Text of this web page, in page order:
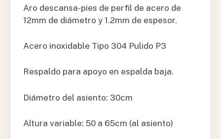
Aro descansa-pies de perfil de acero de
12mm de diámetro y 1.2mm de espesor.
Acero inoxidable Tipo 304 Pulido P3
Respaldo para apoyo en espalda baja.
Diámetro del asiento: 30cm
Altura variable: 50 a 65cm (al asiento)